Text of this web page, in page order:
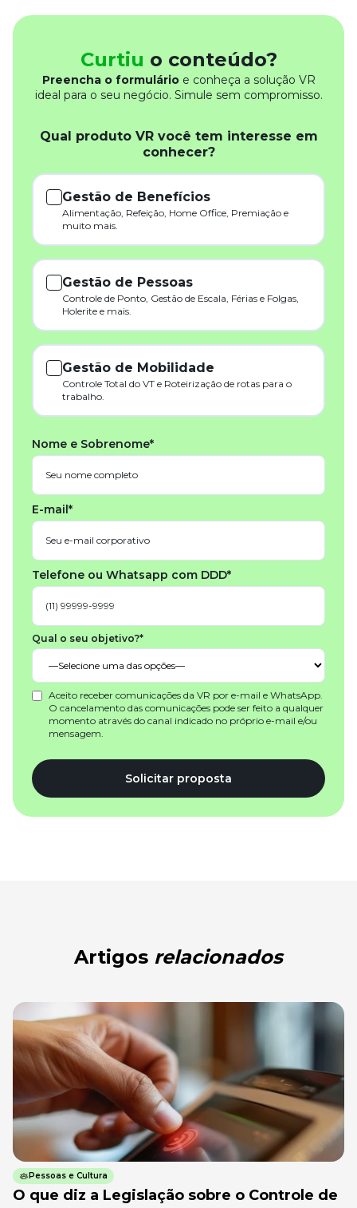
Curtiu o conteúdo?
Preencha o formulárioe conheça a solução VR
ideal para o seu negócio. Simule sem compromisso.
Qual produto VR você tem interesse em
conhecer?
Gestão de Benefícios
Alimentação, Refeição, Home Office, Premiação e
muito mais.
Gestão de Pessoas
Controle de Ponto, Gestão de Escala, Férias e Folgas,
Holerite e mais.
Gestão de Mobilidade
Controle Total do VT e Roteirização de rotas para o
trabalho.
Nome e Sobrenome*
E-mail*
Telefone ou Whatsapp com DDD*
Qual o seu objetivo?*
Aceito receber comunicações da VR por e-mail e WhatsApp.
O cancelamento das comunicações pode ser feito a qualquer
momento através do canal indicado no próprio e-mail e/ou
mensagem.
Solicitar proposta
Artigos relacionados
Pessoas e Cultura
O que diz a Legislação sobre o Controle de